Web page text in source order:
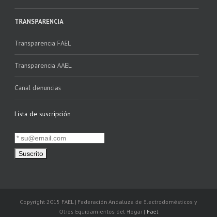
TRANSPARENCIA
Transparencia FAEL
Transparencia AAEL
Canal denuncias
Lista de suscripción
Copyright 2015 FAEL | Federación Andaluza de Electrodomésticos y
Otros Equipamientos del Hogar | Fael